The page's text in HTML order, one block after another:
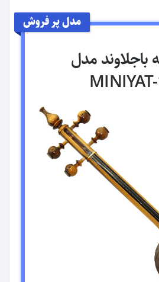
مدل پر فروش
باجلاوند مدل